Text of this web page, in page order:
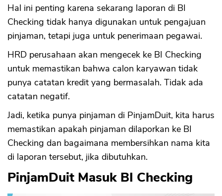
Hal ini penting karena sekarang laporan di BI
Checking tidak hanya digunakan untuk pengajuan
pinjaman, tetapi juga untuk penerimaan pegawai.
HRD perusahaan akan mengecek ke BI Checking
untuk memastikan bahwa calon karyawan tidak
punya catatan kredit yang bermasalah. Tidak ada
catatan negatif.
Jadi, ketika punya pinjaman di PinjamDuit, kita harus
memastikan apakah pinjaman dilaporkan ke BI
Checking dan bagaimana membersihkan nama kita
di laporan tersebut, jika dibutuhkan.
PinjamDuit Masuk BI Checking